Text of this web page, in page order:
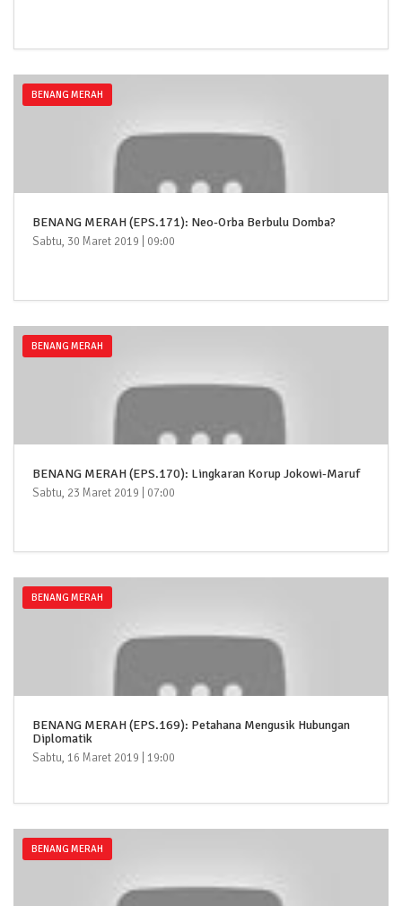
BENANG MERAH
BENANG MERAH (EPS.171): Neo-Orba Berbulu Domba?
Sabtu, 30 Maret 2019 | 09:00
BENANG MERAH
BENANG MERAH (EPS.170): Lingkaran Korup Jokowi-Maruf
Sabtu, 23 Maret 2019 | 07:00
BENANG MERAH
BENANG MERAH (EPS.169): Petahana Mengusik Hubungan
Diplomatik
Sabtu, 16 Maret 2019 | 19:00
BENANG MERAH